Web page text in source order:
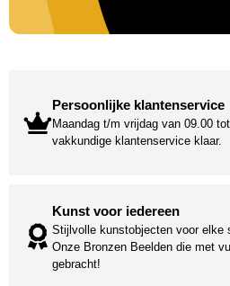
Persoonlijke klantenservice
Maandag t/m vrijdag van 09.00
vakkundige klantenservice klaar.
Kunst voor iedereen
Stijlvolle kunstobjecten voor elke
Onze Bronzen Beelden die met
gebracht!